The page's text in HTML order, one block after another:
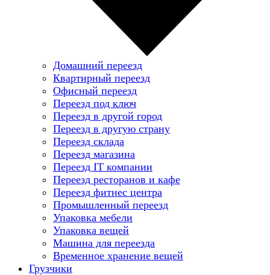
Домашний переезд
Квартирный переезд
Офисный переезд
Переезд под ключ
Переезд в другой город
Переезд в другую страну
Переезд склада
Переезд магазина
Переезд IT компании
Переезд ресторанов и кафе
Переезд фитнес центра
Промышленный переезд
Упаковка мебели
Упаковка вещей
Машина для переезда
Временное хранение вещей
Грузчики